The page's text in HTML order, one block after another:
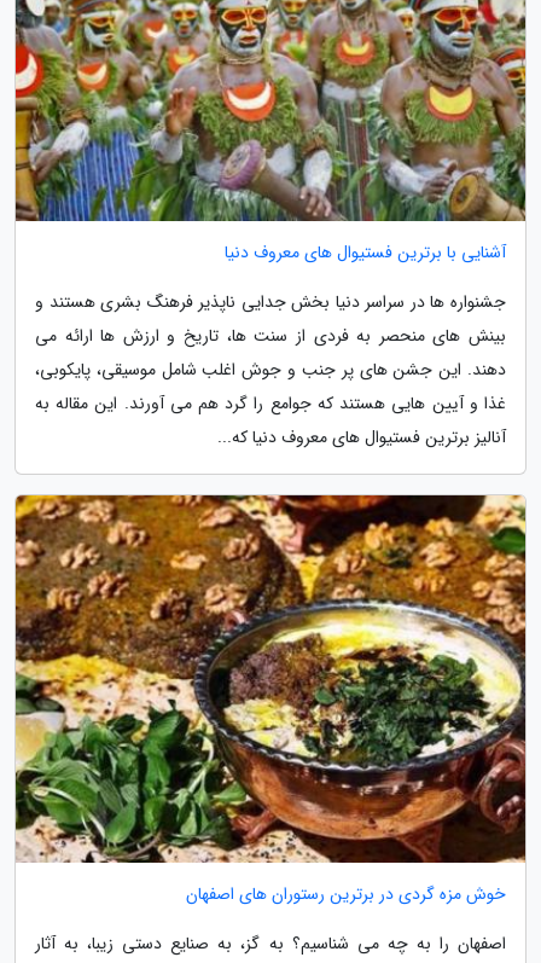
آشنایی با برترین فستیوال های معروف دنیا
جشنواره ها در سراسر دنیا بخش جدایی ناپذیر فرهنگ بشری هستند و
بینش های منحصر به فردی از سنت ها، تاریخ و ارزش ها ارائه می
دهند. این جشن های پر جنب و جوش اغلب شامل موسیقی، پایکوبی،
غذا و آیین هایی هستند که جوامع را گرد هم می آورند. این مقاله به
آنالیز برترین فستیوال های معروف دنیا که...
خوش مزه گردی در برترین رستوران های اصفهان
اصفهان را به چه می شناسیم؟ به گز، به صنایع دستی زیبا، به آثار